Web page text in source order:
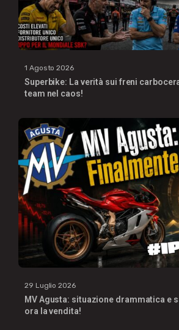
1 Agosto 2026
Superbike: La verità sui freni
team nel caos!
29 Luglio 2026
MV Agusta: situazione drammatica e
ora la vendita!